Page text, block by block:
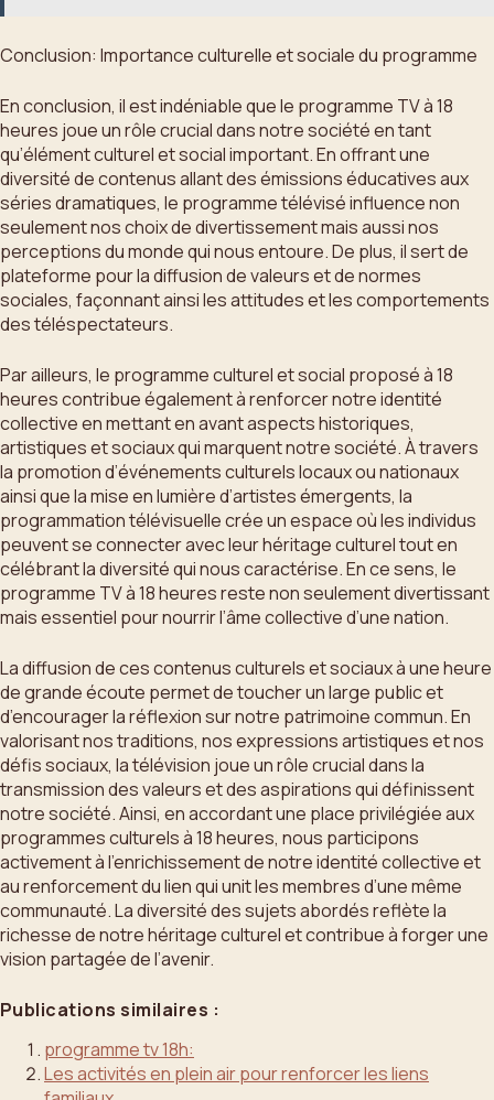
Conclusion: Importance culturelle et sociale du programme
En conclusion, il est indéniable que le programme TV à 18
heures joue un rôle crucial dans notre société en tant
qu’élément culturel et social important. En offrant une
diversité de contenus allant des émissions éducatives aux
séries dramatiques, le programme télévisé influence non
seulement nos choix de divertissement mais aussi nos
perceptions du monde qui nous entoure. De plus, il sert de
plateforme pour la diffusion de valeurs et de normes
sociales, façonnant ainsi les attitudes et les comportements
des téléspectateurs.
Par ailleurs, le programme culturel et social proposé à 18
heures contribue également à renforcer notre identité
collective en mettant en avant aspects historiques,
artistiques et sociaux qui marquent notre société. À travers
la promotion d’événements culturels locaux ou nationaux
ainsi que la mise en lumière d’artistes émergents, la
programmation télévisuelle crée un espace où les individus
peuvent se connecter avec leur héritage culturel tout en
célébrant la diversité qui nous caractérise. En ce sens, le
programme TV à 18 heures reste non seulement divertissant
mais essentiel pour nourrir l’âme collective d’une nation.
La diffusion de ces contenus culturels et sociaux à une heure
de grande écoute permet de toucher un large public et
d’encourager la réflexion sur notre patrimoine commun. En
valorisant nos traditions, nos expressions artistiques et nos
défis sociaux, la télévision joue un rôle crucial dans la
transmission des valeurs et des aspirations qui définissent
notre société. Ainsi, en accordant une place privilégiée aux
programmes culturels à 18 heures, nous participons
activement à l’enrichissement de notre identité collective et
au renforcement du lien qui unit les membres d’une même
communauté. La diversité des sujets abordés reflète la
richesse de notre héritage culturel et contribue à forger une
vision partagée de l’avenir.
Publications similaires :
programme tv 18h:
Les activités en plein air pour renforcer les liens